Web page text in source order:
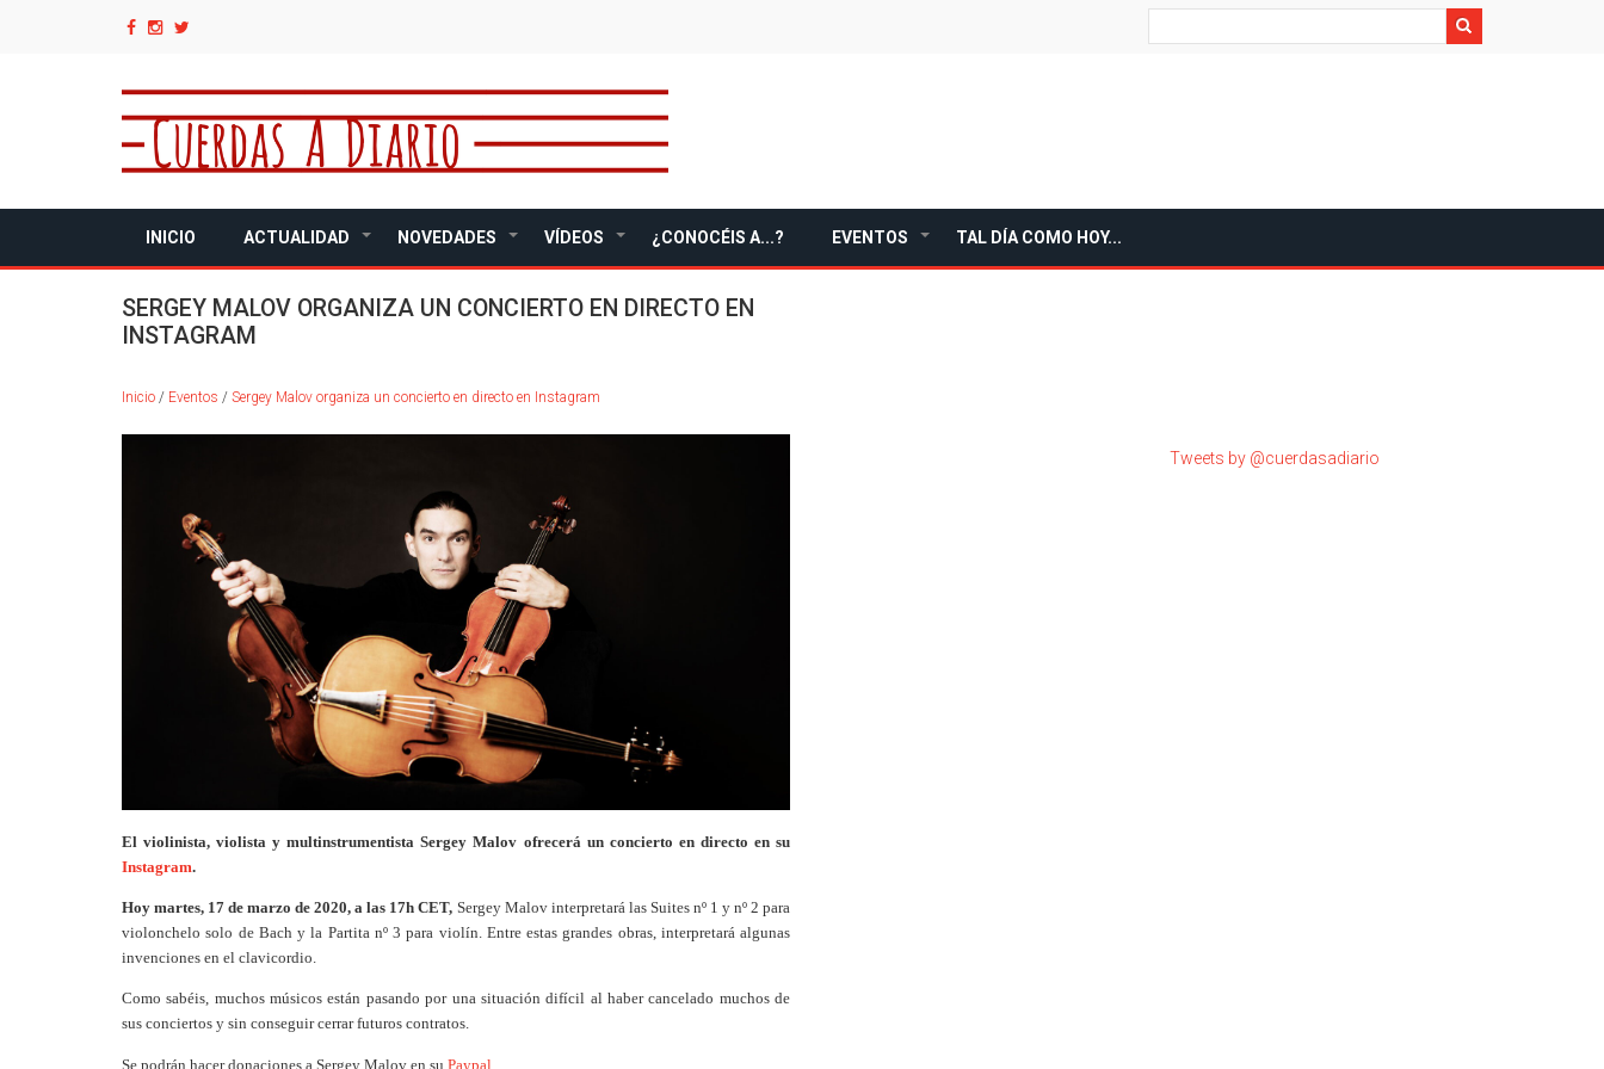
INICIO ACTUALIDAD NOVEDADES VÍDEOS ¿CONOCÉIS A...? EVENTOS TAL DÍA COMO HOY...
SERGEY MALOV ORGANIZA UN CONCIERTO EN DIRECTO EN
INSTAGRAM
Inicio / Eventos / Sergey Malov organiza un concierto en directo en Instagram
El violinista, violista y multinstrumentista Sergey Malov ofrecerá un concierto en directo en su
Instagram.
Hoy martes, 17 de marzo de 2020, a las 17h CET, Sergey Malov interpretará las Suites nº 1 y nº 2 para
violonchelo solo de Bach y la Partita nº 3 para violín. Entre estas grandes obras, interpretará algunas
invenciones en el clavicordio.
Como sabéis, muchos músicos están pasando por una situación difícil al haber cancelado muchos de
sus conciertos y sin conseguir cerrar futuros contratos.
Se podrán hacer donaciones a Sergey Malov en su Paypal
Tweets by @cuerdasadiario